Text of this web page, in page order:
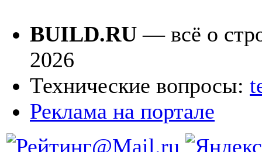
BUILD.RU — всё о
2026
Технические вопросы:
Реклама на портале